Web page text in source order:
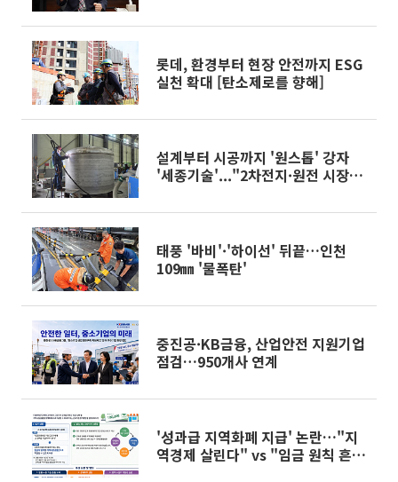
롯데, 환경부터 현장 안전까지 ESG
실천 확대 [탄소제로를 향해]
설계부터 시공까지 '원스톱' 강자
'세종기술'..."2차전지·원전 시장
태풍 '바비'·'하이선' 뒤끝…인천
109㎜ '물폭탄'
중진공·KB금융, 산업안전 지원기업
점검…950개사 연계
'성과급 지역화폐 지급' 논란…"지
역경제 살린다" vs "임금 원칙 흔든